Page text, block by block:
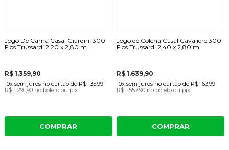
Jogo De Cama Casal Giardini 300
Fios Trussardi 2,20 x 2,80 m
R$ 1.359,90
10x sem juros no cartãode R$ 135,99
R$ 1.291,90 no boleto ou pix
COMPRAR
Jogo de Colcha Casal Cavaliere 300
Fios Trussardi 2,40 x 2,80 m
R$ 1.639,90
10x sem juros no cartão de R$ 163,99
R$ 1.557,90 no boleto ou pix
COMPRAR